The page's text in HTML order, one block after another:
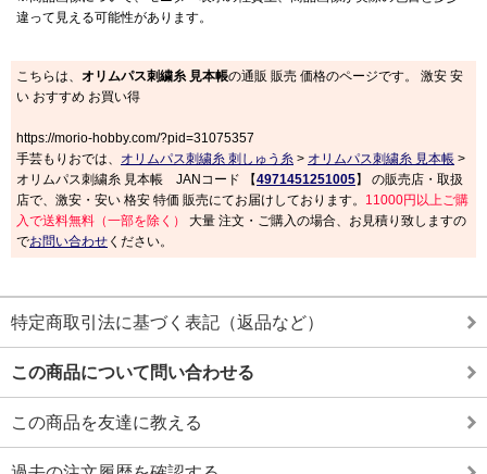
違って見える可能性があります。
こちらは、 オリムパス刺繍糸 見本帳の通販 販売 価格のページです。 激安 安
い おすすめ お買い得
https://morio-hobby.com/?pid=31075357
手芸もりおでは、 オリムパス刺繍糸 刺しゅう糸 > オリムパス刺繍糸 見本帳 >
オリムパス刺繍糸 見本帳 JANコード 【4971451251005】 の販売店・取扱
店で、激安・安い 格安 特価 販売にてお届けしております。 11000円以上ご購
入で送料無料（一部を除く）
大量 注文・ご購入の場合、お見積り致しますの
でお問い合わせ ください。
特定商取引法に基づく表記（返品など）
この商品について問い合わせる
この商品を友達に教える